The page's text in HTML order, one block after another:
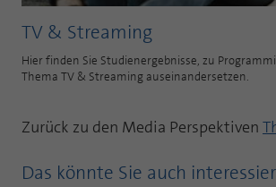
TV & Streaming
Hier finden Sie Studienergebnisse, zu
Thema TV & Streaming auseinandersetzen.
Zurück zu den Media Perspektiven
Das könnte Sie auch